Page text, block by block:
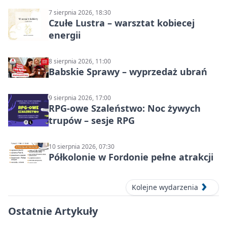
7 sierpnia 2026, 18:30
Czułe Lustra – warsztat kobiecej
energii
8 sierpnia 2026, 11:00
Babskie Sprawy – wyprzedaż ubrań
9 sierpnia 2026, 17:00
RPG-owe Szaleństwo: Noc żywych
trupów – sesje RPG
10 sierpnia 2026, 07:30
Półkolonie w Fordonie pełne atrakcji
Kolejne wydarzenia
Ostatnie Artykuły